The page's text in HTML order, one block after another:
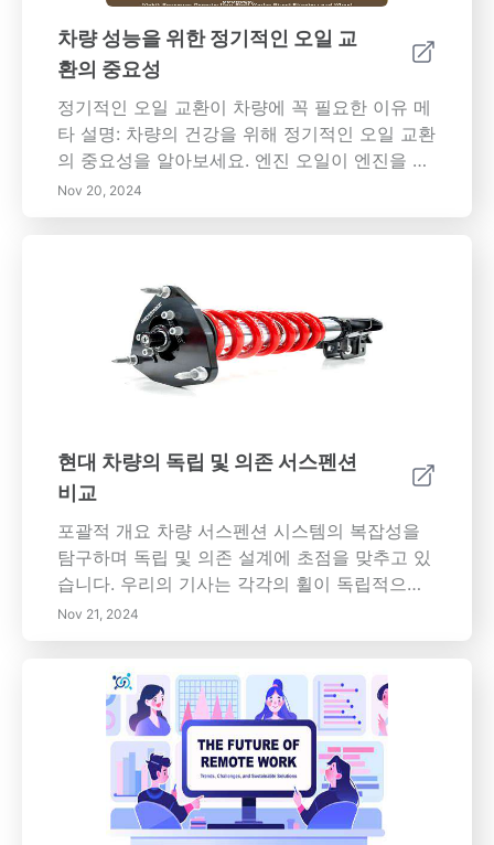
차량 성능을 위한 정기적인 오일 교
환의 중요성
정기적인 오일 교환이 차량에 꼭 필요한 이유 메
타 설명: 차량의 건강을 위해 정기적인 오일 교환
의 중요성을 알아보세요. 엔진 오일이 엔진을 윤
활, 냉각, 청소하고 손상을 방지하며 연료 효율성
을 향상시키는 방법을 알아보세요. 엔진 수명을
기적인 오일 교환은 차량의 성능과 수명을 유지
하는 데 매우 중요합니다. 엔진 오일은 움직이는
부품을 윤활하고 마찰을 줄이며 엔진을 냉각하
여 과열을 방지합니다. 오일 교환을 소홀히 하면
엔진 손상, 연료 효율성 저하 및 비싼 수리 비용
지하면 최적의 성능을 보장하고 자동차를 보호
할 뿐만 아니라 중고차 가치를 높입니다. 얼마나
자주 오일을 교환해야 하는지, 오일 교환이 필요
할 신호, DIY 또는 전문가에게 맡길지를 알아보
세요. 필수 유지 보수 팁으로 차량의 건강을 우선
시하세요.
Nov 20, 2024
현대 차량의 독립 및 의존 서스펜션
비교
포괄적 개요 차량 서스펜션 시스템의 복잡성을
탐구하며 독립 및 의존 설계에 초점을 맞추고 있
습니다. 우리의 기사는 각각의 휠이 독립적으로
움직이는 독립 서스펜션 시스템의 효과를 깊이
있게 다뤄 승차 편안함, 핸들링 및 전반적인 성능
과 같은 다양한 타입에 대해 알아보며 더 매끄럽
고 조용한 주행 경험을 제공합니다. 우리는 또한
바퀴가 상호 연결된 의존 서스펜션 시스템을 살
펴보며, 승차 편안함의 잠재적인 타협에도 불구
하고 중장비 차량 및 오프로드 응용 분야에 대한
이점을 논의합니다. 두 서스펜션 타입의 장단점
Nov 21, 2024